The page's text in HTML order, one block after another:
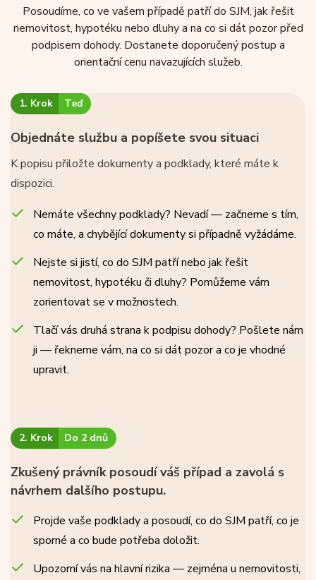
Posoudíme, co ve vašem případě patří do SJM, jak řešit
nemovitost, hypotéku nebo dluhy a na co si dát pozor před
podpisem dohody. Dostanete doporučený postup a
orientační cenu navazujících služeb.
1. Krok Teď
Objednáte službu a popíšete svou situaci
K popisu přiložte dokumenty a podklady, které máte k
dispozici.
Nemáte všechny podklady? Nevadí — začneme s tím,
co máte, a chybějící dokumenty si případně vyžádáme.
Nejste si jistí, co do SJM patří nebo jak řešit
nemovitost, hypotéku či dluhy? Pomůžeme vám
zorientovat se v možnostech.
Tlačí vás druhá strana k podpisu dohody? Pošlete nám
ji — řekneme vám, na co si dát pozor a co je vhodné
upravit.
2. Krok Do 2 dnů
Zkušený právník posoudí váš případ a zavolá s
návrhem dalšího postupu.
Projde vaše podklady a posoudí, co do SJM patří, co je
sporné a co bude potřeba doložit.
Upozorní vás na hlavní rizika — zejména u nemovitosti,